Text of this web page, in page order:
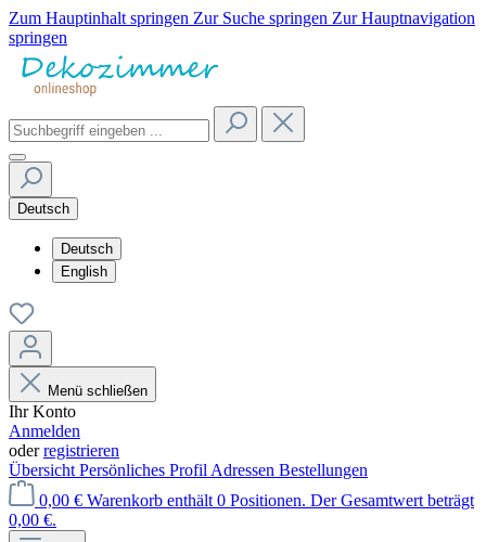
Zum Hauptinhalt springen Zur Suche springen Zur Hauptnavigation
springen
Deutsch
Deutsch
English
Menü schließen
Ihr Konto
Anmelden
oderregistrieren
Übersicht Persönliches Profil Adressen Bestellungen
0,00 € Warenkorb enthält 0 Positionen. Der Gesamtwert beträgt
0,00 €.